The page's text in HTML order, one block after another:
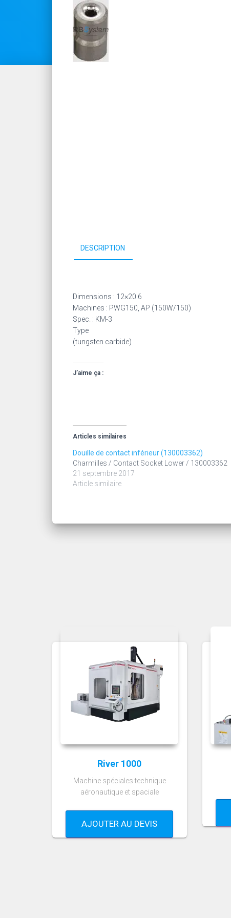
DESCRIPTION
Dimensions : 12×20.6
Machines : PWG150, AP (150W/150)
Spec. : KM-3
Type
(tungsten carbide)
J’aime ça :
Articles similaires
Douille de contact inférieur (130003362)
Charmilles / Contact Socket Lower / 130003362
21 septembre 2017
Article similaire
River 1000
Machine spéciales technique
aéronautique et spaciale
AJOUTER AU DEVIS